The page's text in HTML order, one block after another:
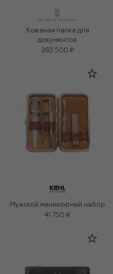
Кожаная папка для
документов
283 500 ₽
Мужской маникюрный набор
41 750 ₽